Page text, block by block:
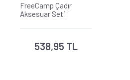
FreeCamp Çadır
Aksesuar Seti
538,95 TL